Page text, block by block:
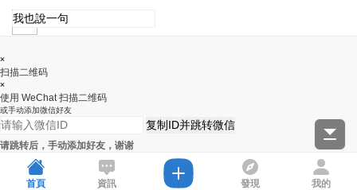
×
扫描二维码
×
使用 WeChat 扫描二维码
或手动添加微信好友
复制ID并跳转微信
请跳转后，手动添加好友，谢谢
首頁 資訊 發現 我的